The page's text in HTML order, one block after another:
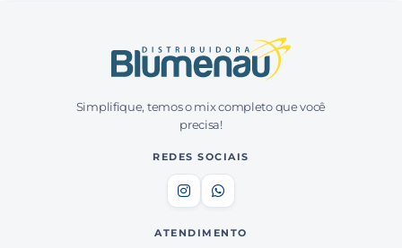
Simplifique, temos o mix completo que você
precisa!
REDES SOCIAIS
ATENDIMENTO